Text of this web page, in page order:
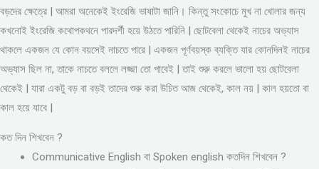
বড়দের ক্ষেত্রে | আমরা অনেকেই ইংরেজি ভাষাটা জানি। কিন্তু সংকোচে মুখ না খোলার জন্য
কখনোই ইংরেজি কথোপকথনে পারদর্শী হয়ে উঠতে পারিনি | ছোটবেলা থেকেই নাচের অভ্যাস
থাকলে একজন যে কোন বয়সেই নাচতে পারে | একজন পূর্ণবয়স্ক ব্যক্তি যার কোনদিনই নাচের
অভ্যাস ছিল না, তাকে নাচতে বললে লজ্জা তো পাবেই | তাই শুরু করলে ভালো হয় ছোটবেলা
থেকেই | যারা একটু বড় বা বড়ই তাদের শুরু করা উচিত আজ থেকেই, কাল নয় | কাল হয়তো বা
কাল হয়ে যাবে |
কত দিন শিখবেন ?
Communicative English বা Spoken english কতদিন শিখবেন ?